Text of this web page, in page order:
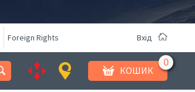
Foreign Rights Вхід
КОШИК